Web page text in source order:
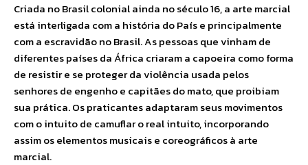
Criada no Brasil colonial ainda no século 16, a arte marcial
está interligada com a história do País e principalmente
com a escravidão no Brasil. As pessoas que vinham de
diferentes países da África criaram a capoeira como forma
de resistir e se proteger da violência usada pelos
senhores de engenho e capitães do mato, que proibiam
sua prática. Os praticantes adaptaram seus movimentos
com o intuito de camuflar o real intuito, incorporando
assim os elementos musicais e coreográficos à arte
marcial.